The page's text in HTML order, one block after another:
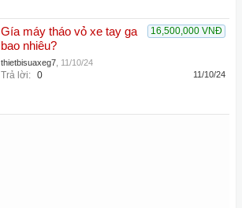
16,500,000 VNĐ
Gía máy tháo vỏ xe tay ga
bao nhiêu?
thietbisuaxeg7 11/10/24
Trả lời: 0 11/10/24